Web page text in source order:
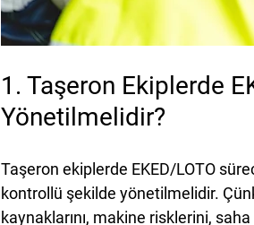
1. Taşeron Ekiplerde
Yönetilmelidir?
Taşeron ekiplerde EKED/LOTO
kontrollü şekilde yönetilmelidir.
kaynaklarını, makine risklerini,